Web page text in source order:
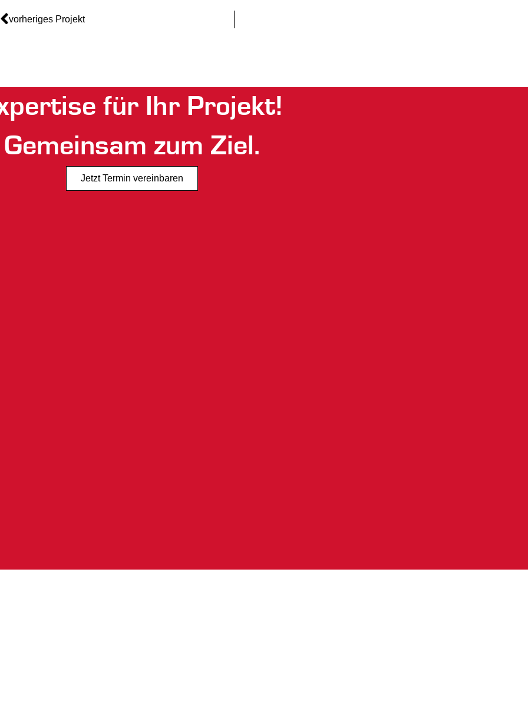
vorheriges Projekt
für Ihr Projekt!
Gemeinsam zum Ziel.
Jetzt Termin vereinbaren